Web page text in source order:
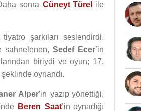
sonra Cüneyt Türel
ile
şarkıları seslendirdi.
sahnelenen, Sedef Ecer’in
biriydi ve oyun; 17.
oynandı.
Alper'in yazıp yönettiği,
Beren Saat’in oynadığı